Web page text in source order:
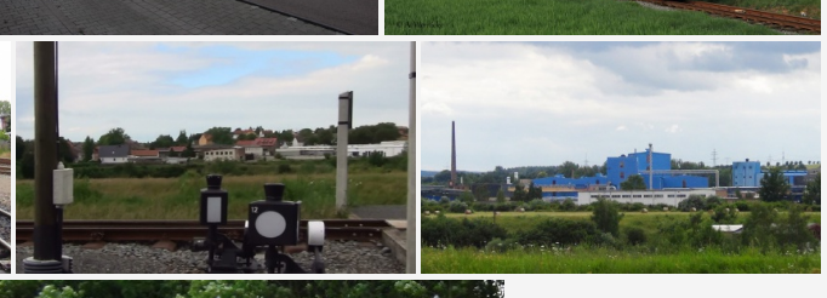
Gelände der MaLoWa (Foto Sauerzapfe 2005) Personenzug der MBB (Foto Andreas Wernicke)